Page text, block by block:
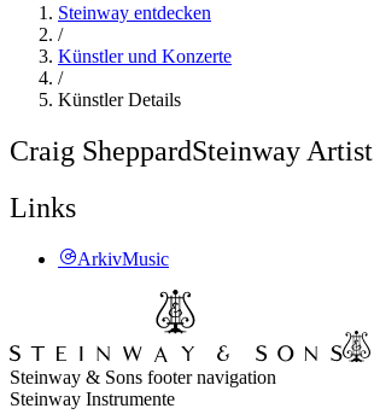
Steinway entdecken
/
Künstler und Konzerte
/
Künstler Details
Craig SheppardSteinway Artist
Links
ArkivMusic
Steinway & Sons footer navigation
Steinway Instrumente